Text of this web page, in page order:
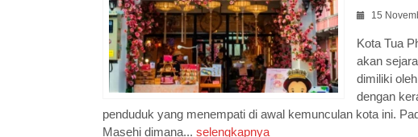
15
Kota Tua
akan
dimiliki
dengan
penduduk yang menempati di awal kemunculan kota ini.
Masehi dimana... selengkapnya